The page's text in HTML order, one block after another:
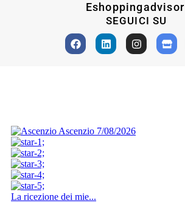
Eshoppingadvisor
SEGUICI SU